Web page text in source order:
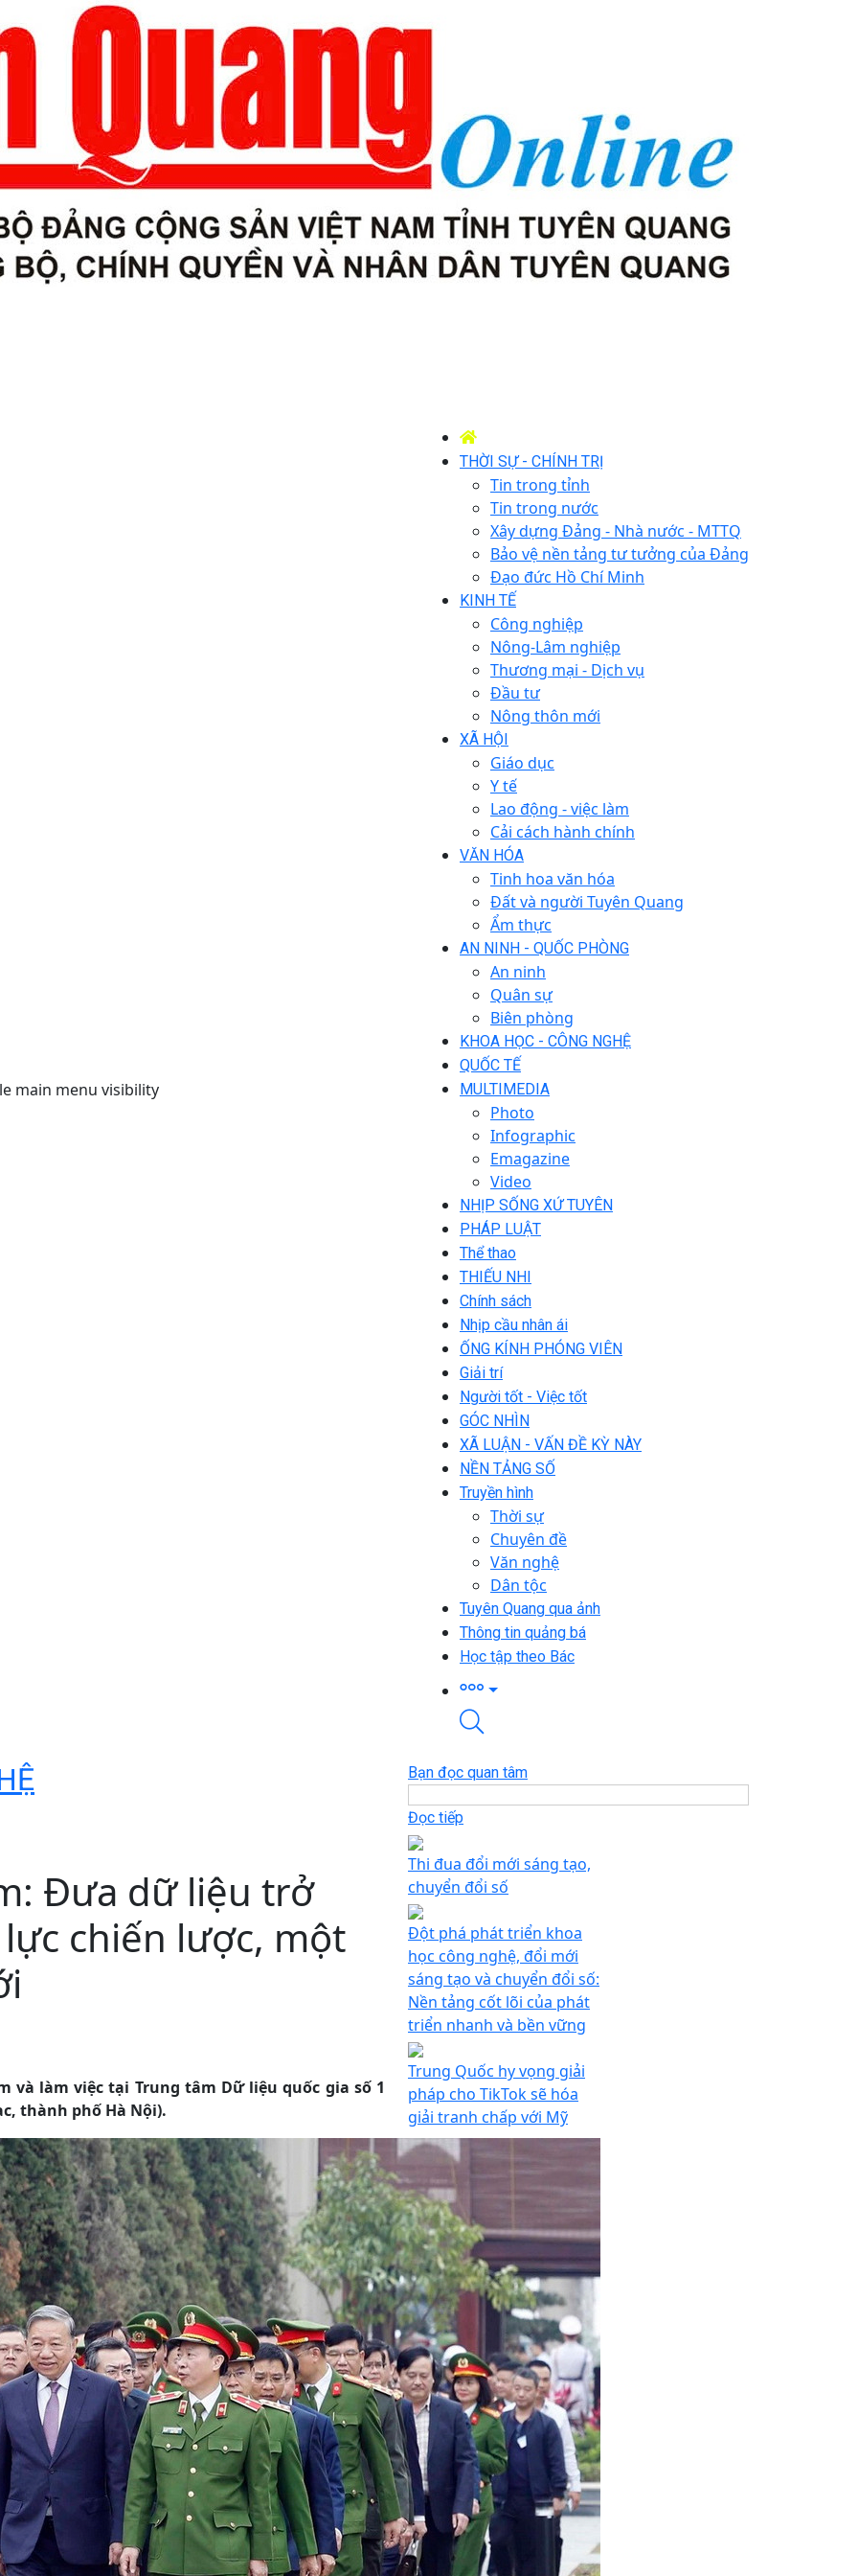
main menu visibility
THỜI SỰ - CHÍNH TRỊ
Tin trong tỉnh
Tin trong nước
Xây dựng Đảng - Nhà nước - MTTQ
Bảo vệ nền tảng tư tưởng của Đảng
Đạo đức Hồ Chí Minh
KINH TẾ
Công nghiệp
Nông-Lâm nghiệp
Thương mại - Dịch vụ
Đầu tư
Nông thôn mới
XÃ HỘI
Giáo dục
Y tế
Lao động - việc làm
Cải cách hành chính
VĂN HÓA
Tinh hoa văn hóa
Đất và người Tuyên Quang
Ẩm thực
AN NINH - QUỐC PHÒNG
An ninh
Quân sự
Biên phòng
KHOA HỌC - CÔNG NGHỆ
QUỐC TẾ
MULTIMEDIA
Photo
Infographic
Emagazine
Video
NHỊP SỐNG XỨ TUYÊN
PHÁP LUẬT
Thể thao
THIẾU NHI
Chính sách
Nhịp cầu nhân ái
ỐNG KÍNH PHÓNG VIÊN
Giải trí
Người tốt - Việc tốt
GÓC NHÌN
XÃ LUẬN - VẤN ĐỀ KỲ NÀY
NỀN TẢNG SỐ
Truyền hình
Thời sự
Chuyên đề
Văn nghệ
Dân tộc
Tuyên Quang qua ảnh
Thông tin quảng bá
Học tập theo Bác
Đưa dữ liệu trở
chiến lược, một
và làm việc tại Trung tâm Dữ liệu quốc gia số 1
thành phố Hà Nội).
Bạn đọc quan tâm
Đọc tiếp
Thi đua đổi mới sáng tạo,
chuyển đổi số
Đột phá phát triển khoa
học công nghệ, đổi mới
sáng tạo và chuyển đổi số:
Nền tảng cốt lõi của phát
triển nhanh và bền vững
Trung Quốc hy vọng giải
pháp cho TikTok sẽ hóa
giải tranh chấp với Mỹ